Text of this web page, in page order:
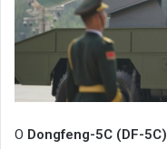
Ο Dongfeng-5C (DF-5C)